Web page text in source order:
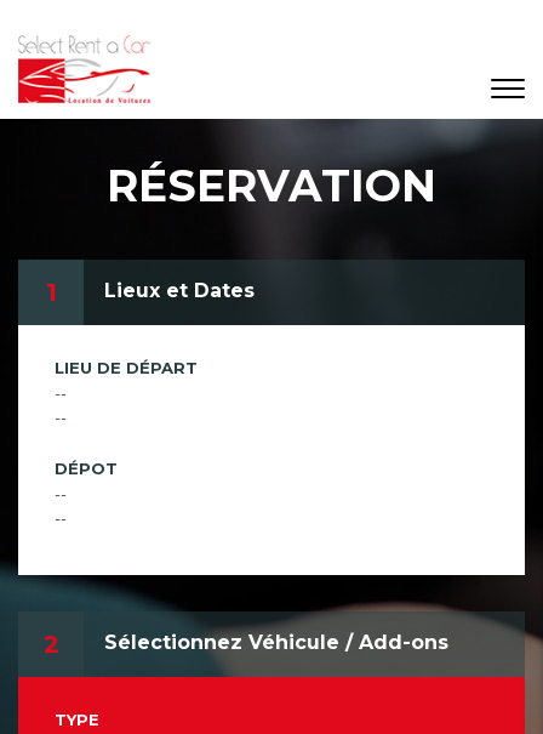
RÉSERVATION
1 Lieux et Dates
LIEU DE DÉPART
--
--
DÉPOT
--
--
2 Sélectionnez Véhicule / Add-ons
TYPE